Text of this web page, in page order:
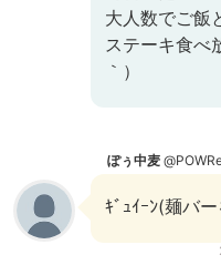
大人数でご飯
ステーキ食べ
｀）
ぽぅ中麦
ｷﾞｭｲｰﾝ(麺バ